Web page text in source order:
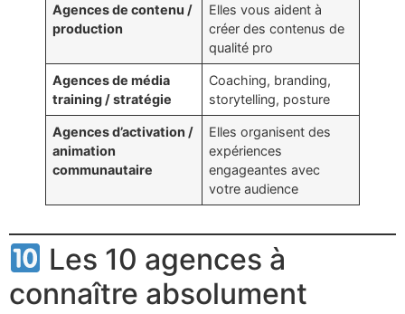
Agences de contenu /
production
Elles vous aident à
créer des contenus de
qualité pro
Agences de média
training / stratégie
Coaching, branding,
storytelling, posture
Agences d’activation /
animation
communautaire
Elles organisent des
expériences
engageantes avec
votre audience
Les 10 agences à
connaître absolument